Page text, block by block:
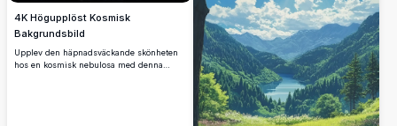
4K Högupplöst Kosmisk
Bakgrundsbild
Upplev den häpnadsväckande skönheten
hos en kosmisk nebulosa med denna